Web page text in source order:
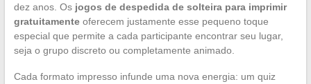
dez anos. Os jogos de despedida de solteira para imprimir
gratuitamenteoferecem justamente esse pequeno toque
especial que permite a cada participante encontrar seu lugar,
seja o grupo discreto ou completamente animado.
Cada formato impresso infunde uma nova energia: um quiz